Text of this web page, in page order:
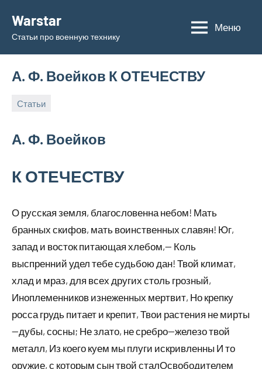
содержимому
Warstar
Статьи про военную технику
Меню
А. Ф. Воейков К ОТЕЧЕСТВУ
Статьи
А. Ф. Воейков
К ОТЕЧЕСТВУ
О русская земля, благословенна небом! Мать
бранных скифов, мать воинственных славян! Юг,
запад и восток питающая хлебом,— Коль
выспренний удел тебе судьбою дан! Твой климат,
хлад и мраз, для всех других столь грозный,
Иноплеменников изнеженных мертвит, Но крепку
росса грудь питает и крепит, Твои растения не мирты
—дубы, сосны; Не злато, не сребро—железо твой
металл, Из коего куем мы плуги искривленны И то
оружие, с которым сын твой сталОсвободителем